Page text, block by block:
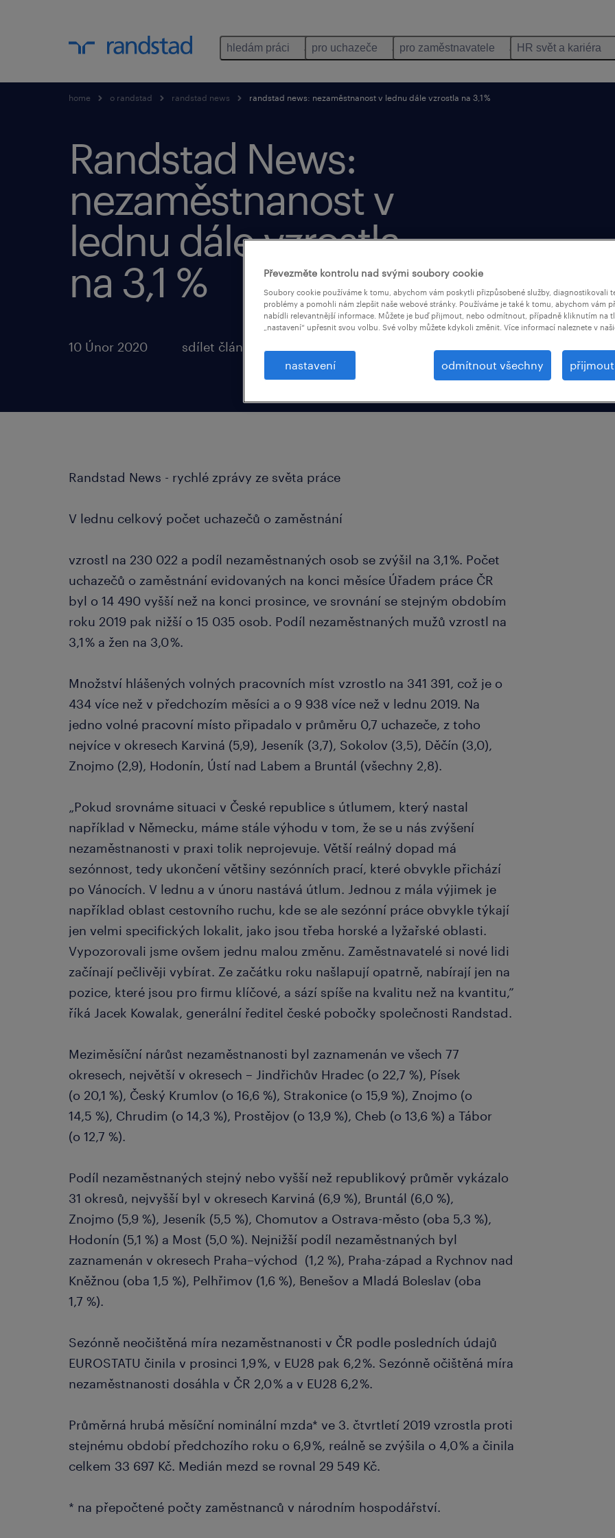
hledám práci pro uchazeče pro zaměstnavatele HR svět a kariéra
home o randstad randstad news randstad news: nezaměstnanost v lednu dále vzrostla na 3,1 %
Randstad News:
nezaměstnanost v
lednu dále vzrostla
na 3,1 %
10 Únor 2020 sdílet článek:
Randstad News - rychlé zprávy ze světa práce
V lednu celkový počet uchazečů o zaměstnání
vzrostl na 230 022 a podíl nezaměstnaných osob se zvýšil na 3,1 %. Počet
uchazečů o zaměstnání evidovaných na konci měsíce Úřadem práce ČR
byl o 14 490 vyšší než na konci prosince, ve srovnání se stejným obdobím
roku 2019 pak nižší o 15 035 osob. Podíl nezaměstnaných mužů vzrostl na
3,1 % a žen na 3,0 %.
Množství hlášených volných pracovních míst vzrostlo na 341 391, což je o
434 více než v předchozím měsíci a o 9 938 více než v lednu 2019. Na
jedno volné pracovní místo připadalo v průměru 0,7 uchazeče, z toho
nejvíce v okresech Karviná (5,9), Jeseník (3,7), Sokolov (3,5), Děčín (3,0),
Znojmo (2,9), Hodonín, Ústí nad Labem a Bruntál (všechny 2,8).
„Pokud srovnáme situaci v České republice s útlumem, který nastal
například v Německu, máme stále výhodu v tom, že se u nás zvýšení
nezaměstnanosti v praxi tolik neprojevuje. Větší reálný dopad má
sezónnost, tedy ukončení většiny sezónních prací, které obvykle přichází
po Vánocích. V lednu a v únoru nastává útlum. Jednou z mála výjimek je
například oblast cestovního ruchu, kde se ale sezónní práce obvykle týkají
jen velmi specifických lokalit, jako jsou třeba horské a lyžařské oblasti.
Vypozorovali jsme ovšem jednu malou změnu. Zaměstnavatelé si nové lidi
začínají pečlivěji vybírat. Ze začátku roku našlapují opatrně, nabírají jen na
pozice, které jsou pro firmu klíčové, a sází spíše na kvalitu než na kvantitu,”
říká Jacek Kowalak, generální ředitel české pobočky společnosti Randstad.
Meziměsíční nárůst nezaměstnanosti byl zaznamenán ve všech 77
okresech, největší v okresech – Jindřichův Hradec (o 22,7 %), Písek
(o 20,1 %), Český Krumlov (o 16,6 %), Strakonice (o 15,9 %), Znojmo (o
14,5 %), Chrudim (o 14,3 %), Prostějov (o 13,9 %), Cheb (o 13,6 %) a Tábor
(o 12,7 %).
Podíl nezaměstnaných stejný nebo vyšší než republikový průměr vykázalo
31 okresů, nejvyšší byl v okresech Karviná (6,9 %), Bruntál (6,0 %),
Znojmo (5,9 %), Jeseník (5,5 %), Chomutov a Ostrava-město (oba 5,3 %),
Hodonín (5,1 %) a Most (5,0 %). Nejnižší podíl nezaměstnaných byl
zaznamenán v okresech Praha–východ (1,2 %), Praha-západ a Rychnov nad
Kněžnou (oba 1,5 %), Pelhřimov (1,6 %), Benešov a Mladá Boleslav (oba
1,7 %).
Sezónně neočištěná míra nezaměstnanosti v ČR podle posledních údajů
EUROSTATU činila v prosinci 1,9 %, v EU28 pak 6,2 %. Sezónně očištěná míra
nezaměstnanosti dosáhla v ČR 2,0 % a v EU28 6,2 %.
Průměrná hrubá měsíční nominální mzda* ve 3. čtvrtletí 2019 vzrostla proti
stejnému období předchozího roku o 6,9 %, reálně se zvýšila o 4,0 % a činila
celkem 33 697 Kč. Medián mezd se rovnal 29 549 Kč.
* na přepočtené počty zaměstnanců v národním hospodářství.
Převezměte kontrolu nad svými soubory cookie
Soubory cookie používáme k tomu, abychom vám poskytli přizpůsobené služby, diagnostikovali
problémy a pomohli nám zlepšit naše webové stránky. Používáme je také k tomu, abychom vám
nabídli relevantnější informace. Můžete je buď přijmout, nebo odmítnout, případně kliknutím na
„nastavení“ upřesnit svou volbu. Své volby můžete kdykoli změnit. Více informací naleznete v
nastavení odmítnout všechny